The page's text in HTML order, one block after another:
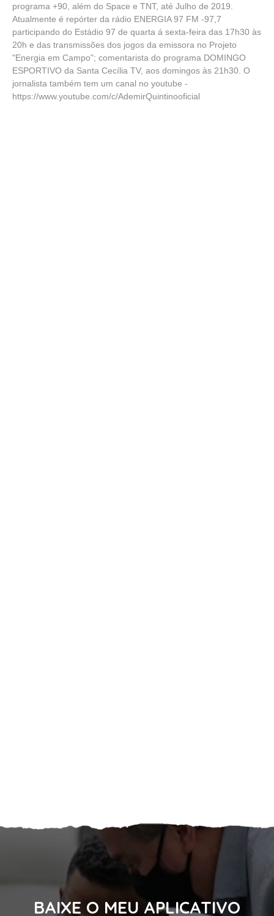
programa +90, além do Space e TNT, até Julho de 2019.
Atualmente é repórter da rádio ENERGIA 97 FM -97,7
participando do Estádio 97 de quarta á sexta-feira das 17h30 às
20h e das transmissões dos jogos da emissora no Projeto
"Energia em Campo"; comentarista do programa DOMINGO
ESPORTIVO da Santa Cecília TV, aos domingos às 21h30. O
jornalista também tem um canal no youtube -
https://www.youtube.com/c/AdemirQuintinooficial
BAIXE O MEU APLICATIVO